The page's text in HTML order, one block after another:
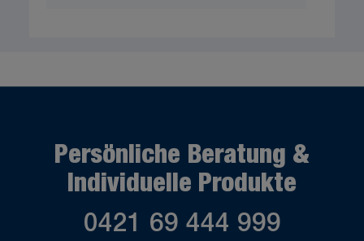
Persönliche Beratung &
Individuelle Produkte
0421 69 444 999